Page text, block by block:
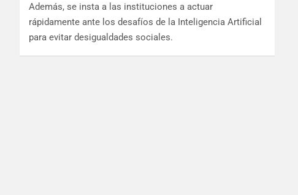
Además, se insta a las instituciones a actuar
rápidamente ante los desafíos de la Inteligencia Artificial
para evitar desigualdades sociales.